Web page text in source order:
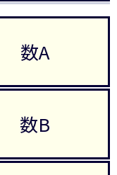
数A
数B